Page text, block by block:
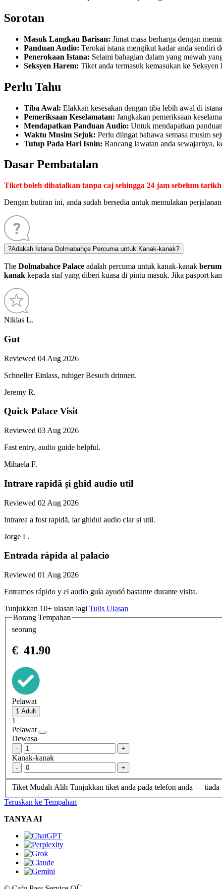
Sorotan
Masuk Langkau Barisan: Jimat masa berharga dengan
Panduan Audio: Terokai istana mengikut kadar anda sendiri
Penerokaan Istana: Selami bahagian dalam yang mewah
Seksyen Harem: Tiket anda termasuk kemasukan ke
Perlu Tahu
Tiba Awal: Elakkan kesesakan dengan tiba lebih awal di
Pemeriksaan Keselamatan: Jangkakan pemeriksaan
Mendapatkan Panduan Audio: Untuk mendapatkan
Waktu Musim Sejuk: Perlu diingat bahawa semasa musim
Tutup Pada Hari Isnin: Rancang lawatan anda sewajarnya,
Dasar Pembatalan
Tiket boleh dibatalkan tanpa caj sehingga 24 jam sebelum
Dengan butiran ini, anda sudah bersedia untuk memulakan
?Adakah Istana Dolmabahçe Percuma untuk Kanak-kanak?
The Dolmabahce Palace adalah percuma untuk kanak-kanak
kanak kepada staf yang diberi kuasa di pintu masuk. Jika pasport
Niklas L.
Gut
Reviewed 04 Aug 2026
Schneller Einlass, ruhiger Besuch drinnen.
Jeremy R.
Quick Palace Visit
Reviewed 03 Aug 2026
Fast entry, audio guide helpful.
Mihaela F.
Intrare rapidă și ghid audio util
Reviewed 02 Aug 2026
Intrarea a fost rapidă, iar ghidul audio clar și util.
Jorge L.
Entrada rápida al palacio
Reviewed 01 Aug 2026
Entramos rápido y el audio guía ayudó bastante durante visita.
Tunjukkan 10+ ulasan lagi Tulis Ulasan
Borang Tempahan
seorang
€ 41.90
Pelawat
1
Pelawat
Dewasa
- +
Kanak-kanak
- +
Tiket Mudah Alih Tunjukkan tiket anda pada telefon anda — tiada
Teruskan ke Tempahan
TANYA AI